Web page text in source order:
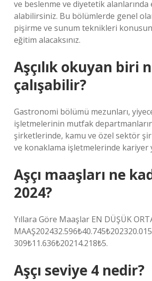
ve beslenme ve diyetetik alanlarında
alabilirsiniz. Bu bölümlerde genel
pişirme ve sunum teknikleri
eğitim alacaksınız.
Aşçılık okuyan biri
çalışabilir?
Gastronomi bölümü mezunları,
işletmelerinin mutfak
şirketlerinde, kamu ve özel sektör
ve konaklama işletmelerinde kariyer
Aşçı maaşları ne
2024?
Yıllara Göre Maaşlar EN DÜŞÜK
309₺11.636₺20214.218₺5.
Aşçı seviye 4 nedir?